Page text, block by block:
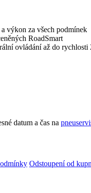
výkon za všech podmínek
RoadSmart
ovládání až do rychlosti
datum a čas na
Odstoupení od